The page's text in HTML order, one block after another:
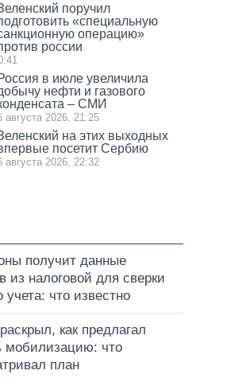
поручил
«специальную
операцию»
россии
в июле увеличила
нефти и газового
– СМИ
августа 2026, 21:25
на этих выходных
посетит Сербию
августа 2026, 22:32
получит данные
из налоговой для сверки
учета: что известно
как предлагал
мобилизацию: что
план